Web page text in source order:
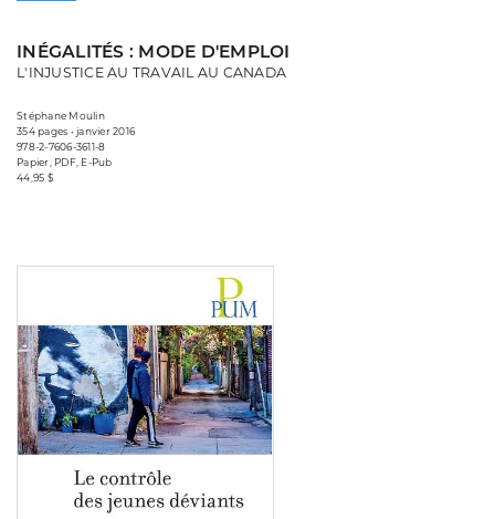
INÉGALITÉS : MODE D'EMPLOI
L'INJUSTICE AU TRAVAIL AU CANADA
Stéphane Moulin
354 pages • janvier 2016
978-2-7606-3611-8
Papier, PDF, E-Pub
44,95 $